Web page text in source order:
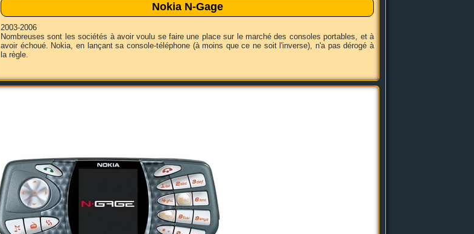
Nokia N-Gage
2003-2006
Nombreuses sont les sociétés à avoir voulu se faire une place sur le marché des consoles portables, et à
avoir échoué. Nokia, en lançant sa console-téléphone (à moins que ce ne soit l'inverse), n'a pas dérogé à
la règle.